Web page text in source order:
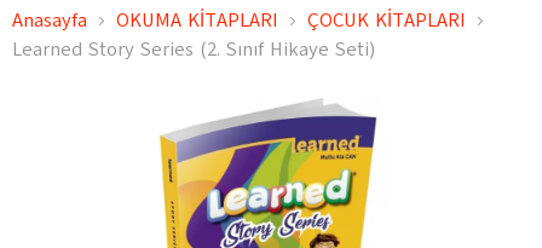
Anasayfa OKUMA KİTAPLARI
ÇOCUK KİTAPLARI
Learned Story Series (2. Sınıf Hikaye Seti)